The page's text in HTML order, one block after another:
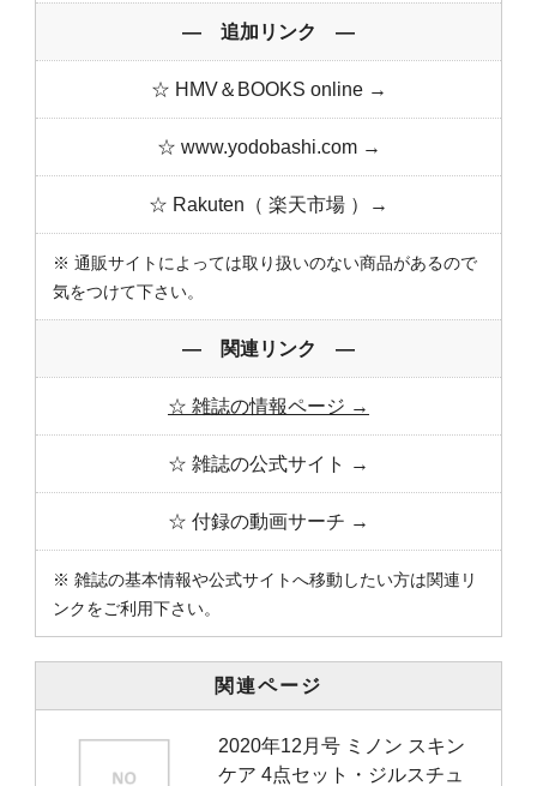
― 追加リンク ―
☆ HMV＆BOOKS online →
☆ www.yodobashi.com →
☆ Rakuten（ 楽天市場 ）→
※ 通販サイトによっては取り扱いのない商品があるので
気をつけて下さい。
― 関連リンク ―
☆ 雑誌の情報ページ →
☆ 雑誌の公式サイト →
☆ 付録の動画サーチ →
※ 雑誌の基本情報や公式サイトへ移動したい方は関連リ
ンクをご利用下さい。
関連ページ
2020年12月号 ミノン スキン
ケア 4点セット・ジルスチュ